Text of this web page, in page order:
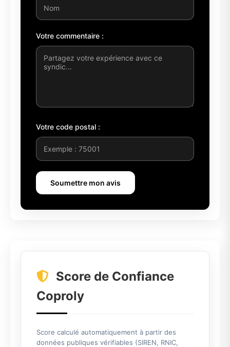
Votre commentaire :
Votre code postal :
Soumettre mon avis
Score de Confiance
Coproly
Score calculé automatiquement à partir des
données publiques vérifiables (SIREN, RNIC,